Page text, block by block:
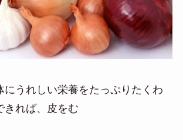
にうれしい栄養をたっぷりたくわ
きれば、皮をむ